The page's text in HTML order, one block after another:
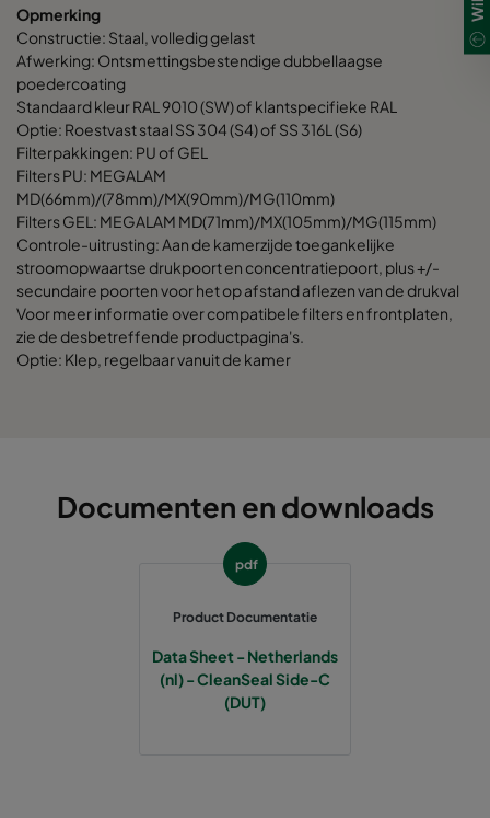
Opmerking
Constructie: Staal, volledig gelast
Afwerking: Ontsmettingsbestendige dubbellaagse
poedercoating
Standaard kleur RAL 9010 (SW) of klantspecifieke RAL
Optie: Roestvast staal SS 304 (S4) of SS 316L (S6)
Filterpakkingen: PU of GEL
Filters PU: MEGALAM
MD(66mm)/(78mm)/MX(90mm)/MG(110mm)
Filters GEL: MEGALAM MD(71mm)/MX(105mm)/MG(115mm)
Controle-uitrusting: Aan de kamerzijde toegankelijke
stroomopwaartse drukpoort en concentratiepoort, plus +/-
secundaire poorten voor het op afstand aflezen van de drukval
Voor meer informatie over compatibele filters en frontplaten,
zie de desbetreffende productpagina's.
Optie: Klep, regelbaar vanuit de kamer
Documenten en downloads
pdf
Product Documentatie
Data Sheet - Netherlands
(nl) - CleanSeal Side-C
(DUT)